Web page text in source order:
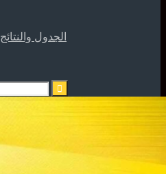
Calendrier et Résultats – الجدول والنتائج